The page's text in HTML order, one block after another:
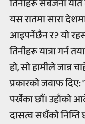
तिनीहरू सबैजना
यस रातमा सारा
आइपर्नेछैन र? यो
तिनीहरू यात्रा गर्न
हो, सो हामीले जान्न
प्रकारको जवाफ
पर्खेका छौं। उहाँको
दासत्व सधैंको निम्ति